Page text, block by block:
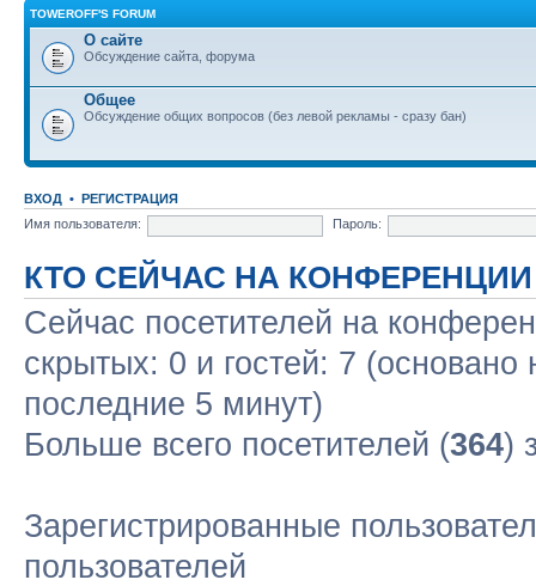
TOWEROFF'S FORUM
О сайте
Обсуждение сайта, форума
Общее
Обсуждение общих вопросов (без левой рекламы - сразу бан)
ВХОД • РЕГИСТРАЦИЯ
Имя пользователя:
Пароль:
КТО СЕЙЧАС НА КОНФЕРЕНЦИИ
Сейчас посетителей на
скрытых: 0 и гостей: 7 (основано
последние 5 минут)
Больше всего посетителей (364)
Зарегистрированные
пользователей